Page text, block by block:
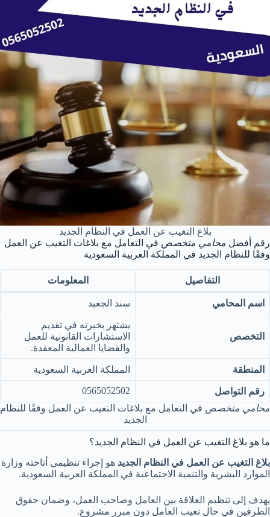
بلاغ التغيب عن العمل في النظام الجديد
رقم أفضل محامي متخصص في التعامل مع بلاغات التغيب عن العمل
وفقًا للنظام الجديد في المملكة العربية السعودية
التفاصيل المعلومات
اسم المحامي سند الجعيد
التخصص
يشتهر بخبرته في تقديم
الاستشارات القانونية للعمل
والقضايا العمالية المعقدة.
المنطقة المملكة العربية السعودية
رقم التواصل
0565052502
محامي متخصص في التعامل مع بلاغات التغيب عن العمل وفقًا للنظام
الجديد
ما هو بلاغ التغيب عن العمل في النظام الجديد؟
بلاغ التغيب عن العمل في النظام الجديد هو إجراء تنظيمي أتاحته وزارة
الموارد البشرية والتنمية الاجتماعية في المملكة العربية السعودية.
يهدف إلى تنظيم العلاقة بين العامل وصاحب العمل، وضمان حقوق
الطرفين في حال تغيب العامل دون مبرر مشروع.